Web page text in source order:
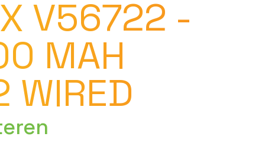
V56722 -
MAH